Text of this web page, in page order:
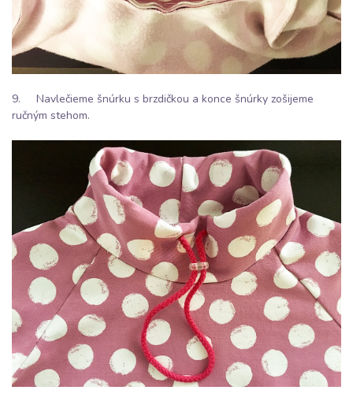
9. Navlečieme šnúrku s brzdičkou a konce šnúrky zošijeme
ručným stehom.